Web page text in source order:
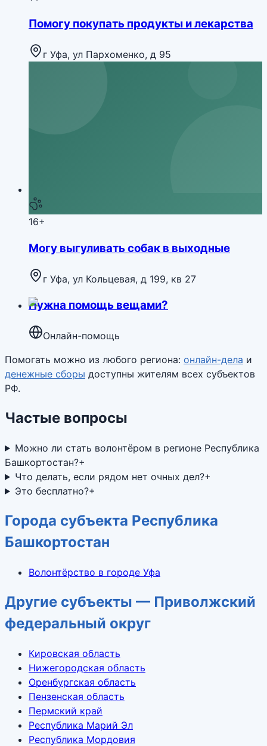
Помогу покупать продукты и лекарства
г Уфа, ул Пархоменко, д 95
16+
Могу выгуливать собак в выходные
г Уфа, ул Кольцевая, д 199, кв 27
Нужна помощь вещами?
Онлайн-помощь
Помогать можно из любого региона: онлайн-дела и
денежные сборы доступны жителям всех субъектов
РФ.
Частые вопросы
Можно ли стать волонтёром в регионе Республика
Башкортостан?+
Что делать, если рядом нет очных дел?+
Это бесплатно?+
Города субъекта Республика
Башкортостан
Волонтёрство в городе Уфа
Другие субъекты — Приволжский
федеральный округ
Кировская область
Нижегородская область
Оренбургская область
Пензенская область
Пермский край
Республика Марий Эл
Республика Мордовия